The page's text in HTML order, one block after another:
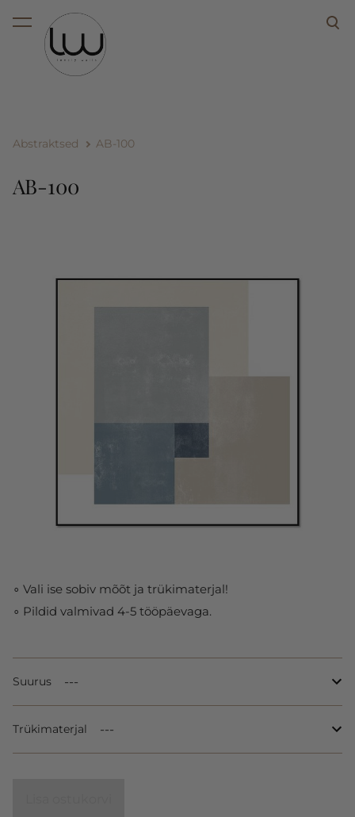
lisati ostukorvi.
Abstraktsed AB-100
AB-100
∘ Vali ise sobiv mõõt ja trükimaterjal!
∘ Pildid valmivad 4-5 tööpäevaga.
Suurus
Trükimaterjal